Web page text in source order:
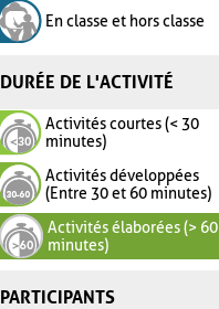
En classe et hors classe
DURÉE DE L'ACTIVITÉ
Activités courtes (< 30
minutes)
Activités développées
(Entre 30 et 60 minutes)
Activités élaborées (> 60
minutes)
PARTICIPANTS